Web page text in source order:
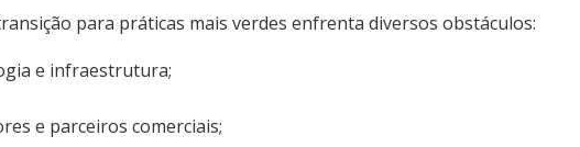
para práticas mais verdes enfrenta diversos obstáculos:
e infraestrutura;
e parceiros comerciais;